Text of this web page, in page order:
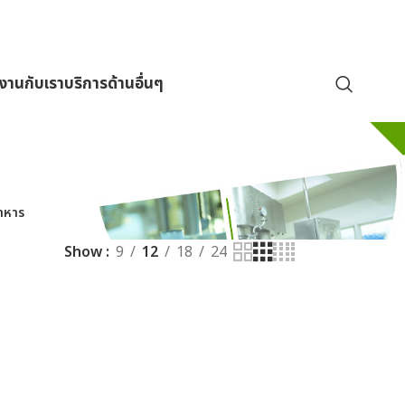
านกับเราบริการด้านอื่นๆ
าร
Show 9 12 18 24